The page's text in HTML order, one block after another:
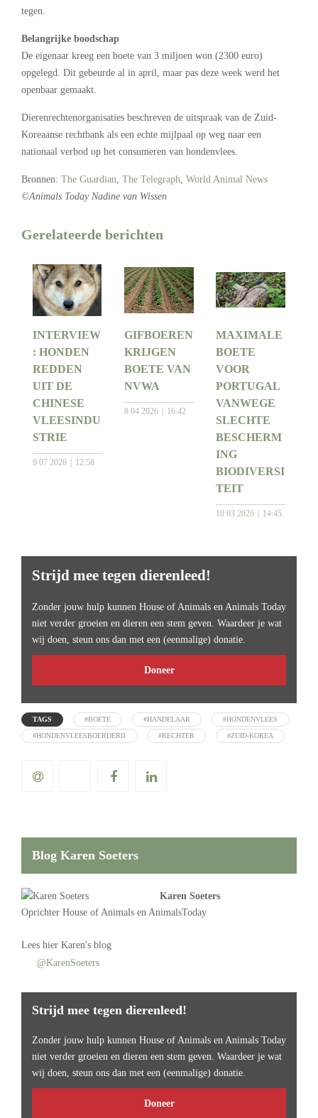
tegen.
Belangrijke boodschap
De eigenaar kreeg een boete van 3 miljoen won (2300 euro)
opgelegd. Dit gebeurde al in april, maar pas deze week werd het
openbaar gemaakt.
Dierenrechtenorganisaties beschreven de uitspraak van de Zuid-
Koreaanse rechtbank als een echte mijlpaal op weg naar een
nationaal verbod op het consumeren van hondenvlees.
Bronnen: The Guardian The Telegraph World Animal News
©Animals Today Nadine van Wissen
Gerelateerde berichten
INTERVIEW
: HONDEN
REDDEN
UIT DE
CHINESE
VLEESINDU
STRIE
9 07 2026 12:58
GIFBOEREN
KRIJGEN
BOETE VAN
NVWA
8 04 2026 16:42
MAXIMALE
BOETE
VOOR
PORTUGAL
VANWEGE
SLECHTE
BESCHERM
ING
BIODIVERSI
TEIT
10 03 2026 14:45
Strijd mee tegen dierenleed!
Zonder jouw hulp kunnen House of Animals en Animals Today
niet verder groeien en dieren een stem geven. Waardeer je wat
wij doen, steun ons dan met een (eenmalige) donatie.
Doneer
TAGS #BOETE #HANDELAAR #HONDENVLEES
#HONDENVLEESBOERDERIJ #RECHTER #ZUID-KOREA
Blog Karen Soeters
Karen Soeters
Oprichter House of Animals en AnimalsToday
Lees hier Karen's blog
@KarenSoeters
Strijd mee tegen dierenleed!
Zonder jouw hulp kunnen House of Animals en Animals Today
niet verder groeien en dieren een stem geven. Waardeer je wat
wij doen, steun ons dan met een (eenmalige) donatie.
Doneer